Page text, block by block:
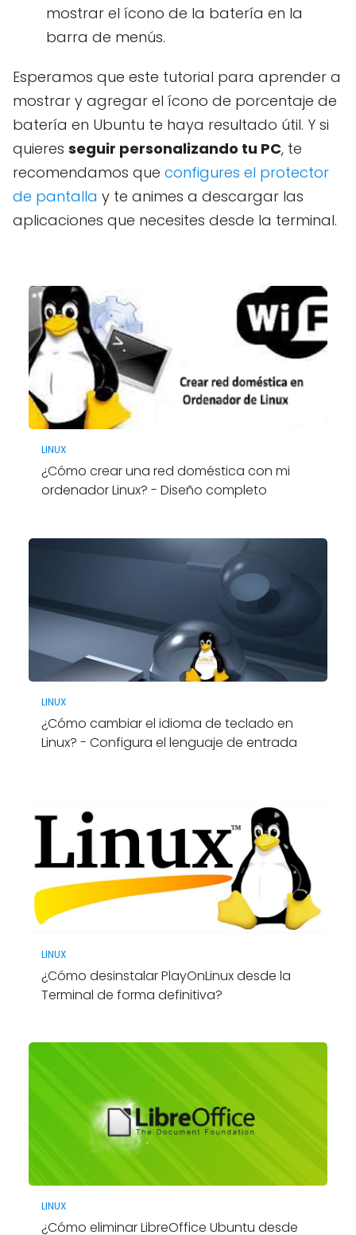
mostrar el ícono de la batería en la
barra de menús.
Esperamos que este tutorial para aprender a
mostrar y agregar el ícono de porcentaje de
batería en Ubuntu te haya resultado útil. Y si
quieres seguir personalizando tu PC, te
recomendamos que configures el protector
de pantalla y te animes a descargar las
aplicaciones que necesites desde la terminal.
LINUX
¿Cómo crear una red doméstica con mi
ordenador Linux? - Diseño completo
LINUX
¿Cómo cambiar el idioma de teclado en
Linux? - Configura el lenguaje de entrada
LINUX
¿Cómo desinstalar PlayOnLinux desde la
Terminal de forma definitiva?
LINUX
¿Cómo eliminar LibreOffice Ubuntu desde